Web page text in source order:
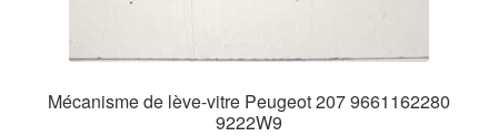
Mécanisme de lève-vitre Peugeot 207 9661162280
9222W9